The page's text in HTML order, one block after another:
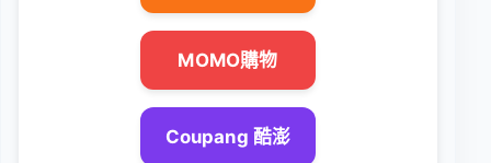
MOMO購物
Coupang 酷澎